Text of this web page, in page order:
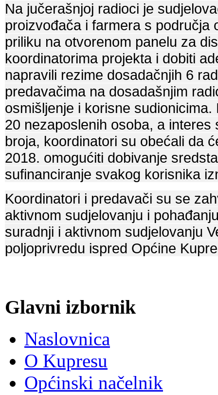
Na jučerašnjoj radioci je
proizvođača i farmera s područja
priliku na otvorenom panelu za
koordinatorima projekta i dobiti
napravili rezime dosadačnjih 6
predavačima na dosadašnjim
osmišljenje i korisne
20 nezaposlenih osoba, a
broja, koordinatori su obećali da
2018. omogućiti dobivanje
sufinanciranje svakog korisnika
Koordinatori i predavači su se
aktivnom sudjelovanju i
suradnji i aktivnom sudjelovanju
poljoprivredu ispred Općine
Glavni izbornik
Naslovnica
O Kupresu
Općinski načelnik